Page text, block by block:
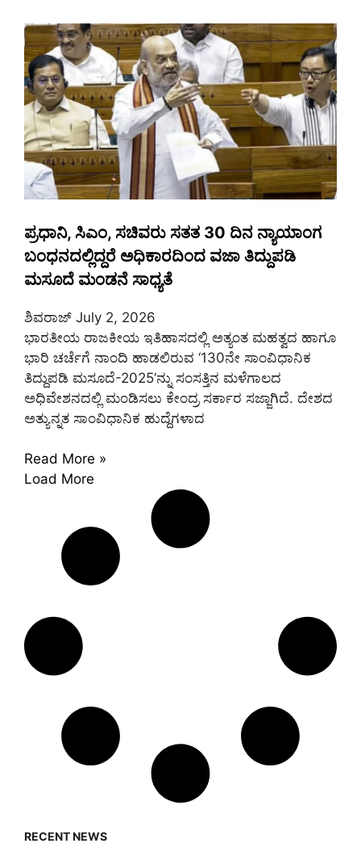
ಪ್ರಧಾನಿ, ಸಿಎಂ, ಸಚಿವರು ಸತತ 30 ದಿನ ನ್ಯಾಯಾಂಗ
ಬಂಧನದಲ್ಲಿದ್ದರೆ ಅಧಿಕಾರದಿಂದ ವಜಾ ತಿದ್ದುಪಡಿ
ಮಸೂದೆ ಮಂಡನೆ ಸಾಧ್ಯತೆ
ಶಿವರಾಜ್ July 2, 2026
ಭಾರತೀಯ ರಾಜಕೀಯ ಇತಿಹಾಸದಲ್ಲಿ ಅತ್ಯಂತ ಮಹತ್ವದ ಹಾಗೂ
ಭಾರಿ ಚರ್ಚೆಗೆ ನಾಂದಿ ಹಾಡಲಿರುವ ‘130ನೇ ಸಾಂವಿಧಾನಿಕ
ತಿದ್ದುಪಡಿ ಮಸೂದೆ-2025’ನ್ನು ಸಂಸತ್ತಿನ ಮಳೆಗಾಲದ
ಅಧಿವೇಶನದಲ್ಲಿ ಮಂಡಿಸಲು ಕೇಂದ್ರ ಸರ್ಕಾರ ಸಜ್ಜಾಗಿದೆ. ದೇಶದ
ಅತ್ಯುನ್ನತ ಸಾಂವಿಧಾನಿಕ ಹುದ್ದೆಗಳಾದ
Read More »
Load More
RECENT NEWS